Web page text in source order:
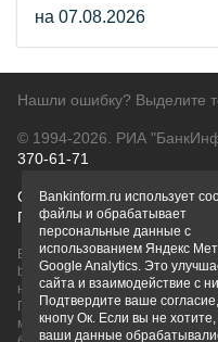
на 07.08.2026
Нашли ошибку? Выделите
© 1994-2026. РИА
370-61-71
О проектеПолитика
Правовая информацияДля
Вся информация о продуктах
bankinform.ru, носит
не является публичной
ГК РФ. Информация не
может быть изменена.
Bankinform.ru использует
файлы и обрабатывает
персональные данные с
использованием Яндекс
Google Analytics. Это
сайта и взаимодействие с
Подтвердите ваше
кнопу Ок. Если вы не
ваши данные